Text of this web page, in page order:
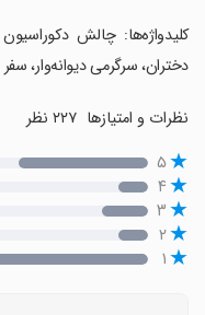
‏کلیدواژه‌ها: چالش
دختران، سرگرمی دیوانه‌وار،
نظرات و امتیازها
۵
۴
۳
۲
۱